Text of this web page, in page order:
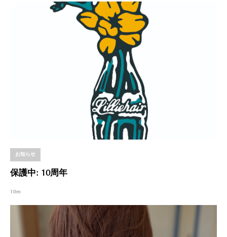
お知らせ
保護中: 10周年
10m